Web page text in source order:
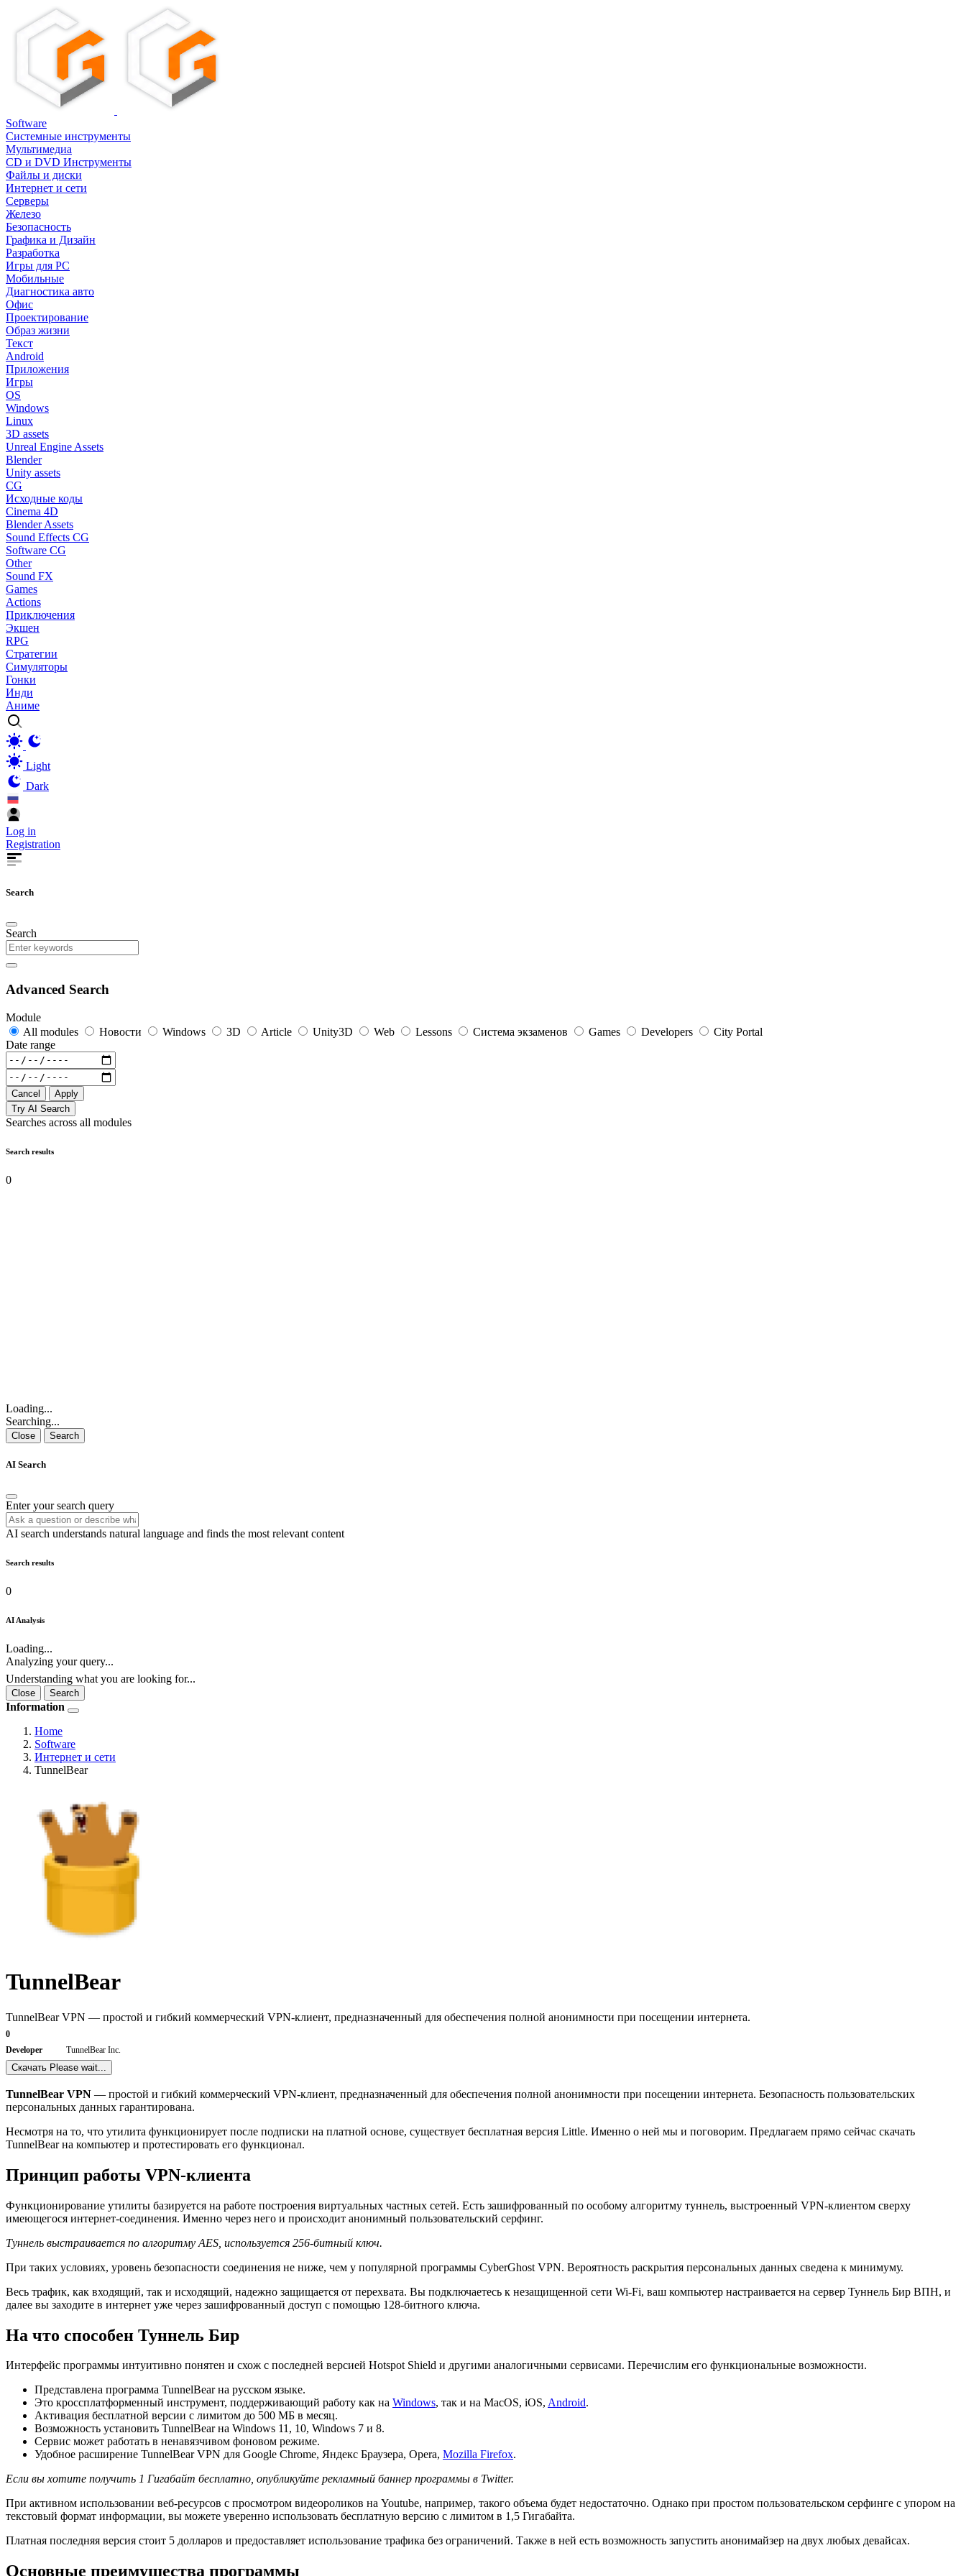
Software
Системные инструменты
Мультимедиа
CD и DVD Инструменты
Файлы и диски
Интернет и сети
Серверы
Железо
Безопасность
Графика и Дизайн
Разработка
Игры для PC
Мобильные
Диагностика авто
Офис
Проектирование
Образ жизни
Текст
Android
Приложения
Игры
OS
Windows
Linux
3D assets
Unreal Engine Assets
Blender
Unity assets
CG
Исходные коды
Cinema 4D
Blender Assets
Sound Effects CG
Software CG
Other
Sound FX
Games
Actions
Приключения
Экшен
RPG
Стратегии
Симуляторы
Гонки
Инди
Аниме
Light
Dark
Log in
Registration
Search
Search
Advanced Search
Module
All modules
Новости Windows 3D Article Unity3D Web Lessons Система экзаменов Games Developers
City Portal
Date range
Cancel
Apply
Try AI Search
Searches across all modules
Search results
0
Loading...
Searching...
Close Search
AI Search
Enter your search query
AI search understands natural language and finds the most relevant content
Search results
0
AI Analysis
Loading...
Analyzing your query...
Understanding what you are looking for...
Close Search
Information
Home
Software
Интернет и сети
TunnelBear
TunnelBear
TunnelBear VPN — простой и гибкий коммерческий VPN-клиент, предназначенный для обеспечения полной анонимности при посещении интернета.
0
Developer
TunnelBear Inc.
Скачать Please wait...
TunnelBear VPN — простой и гибкий коммерческий VPN-клиент, предназначенный для обеспечения полной анонимности при посещении интернета. Безопасность пользовательских
персональных данных гарантирована.
Несмотря на то, что утилита функционирует после подписки на платной основе, существует бесплатная версия Little. Именно о ней мы и поговорим. Предлагаем прямо сейчас скачать
TunnelBear на компьютер и протестировать его функционал.
Принцип работы VPN-клиента
Функционирование утилиты базируется на работе построения виртуальных частных сетей. Есть зашифрованный по особому алгоритму туннель, выстроенный VPN-клиентом сверху
имеющегося интернет-соединения. Именно через него и происходит анонимный пользовательский серфинг.
Туннель выстраивается по алгоритму AES, используется 256-битный ключ.
При таких условиях, уровень безопасности соединения не ниже, чем у популярной программы CyberGhost VPN. Вероятность раскрытия персональных данных сведена к минимуму.
Весь трафик, как входящий, так и исходящий, надежно защищается от перехвата. Вы подключаетесь к незащищенной сети Wi-Fi, ваш компьютер настраивается на сервер Туннель Бир ВПН, и
далее вы заходите в интернет уже через зашифрованный доступ с помощью 128-битного ключа.
На что способен Туннель Бир
Интерфейс программы интуитивно понятен и схож с последней версией Hotspot Shield и другими аналогичными сервисами. Перечислим его функциональные возможности.
Представлена программа TunnelBear на русском языке.
Это кроссплатформенный инструмент, поддерживающий работу как на Windows, так и на MacOS, iOS, Android.
Активация бесплатной версии с лимитом до 500 МБ в месяц.
Возможность установить TunnelBear на Windows 11, 10, Windows 7 и 8.
Сервис может работать в ненавязчивом фоновом режиме.
Удобное расширение TunnelBear VPN для Google Chrome, Яндекс Браузера, Opera, Mozilla Firefox.
Если вы хотите получить 1 Гигабайт бесплатно, опубликуйте рекламный баннер программы в Twitter.
При активном использовании веб-ресурсов с просмотром видеороликов на Youtube, например, такого объема будет недостаточно. Однако при простом пользовательском серфинге с упором на
текстовый формат информации, вы можете уверенно использовать бесплатную версию с лимитом в 1,5 Гигабайта.
Платная последняя версия стоит 5 долларов и предоставляет использование трафика без ограничений. Также в ней есть возможность запустить анонимайзер на двух любых девайсах.
Основные преимущества программы